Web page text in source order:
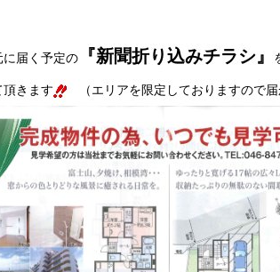
に届く予定の 『新聞折り込みチラシ』
きます （エリアを限定しておりますので届